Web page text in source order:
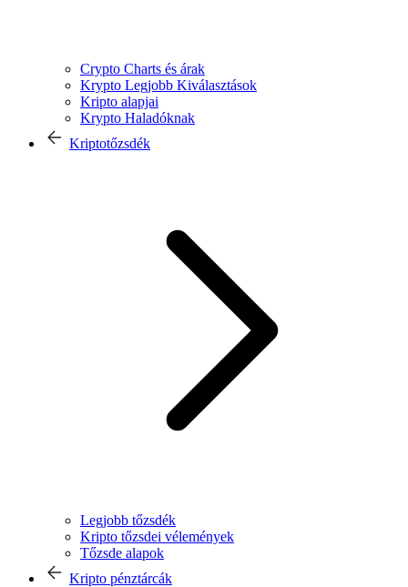
Crypto Charts és árak
Krypto Legjobb Kiválasztások
Kripto alapjai
Krypto Haladóknak
Kriptotőzsdék
Legjobb tőzsdék
Kripto tőzsdei vélemények
Tőzsde alapok
Kripto pénztárcák